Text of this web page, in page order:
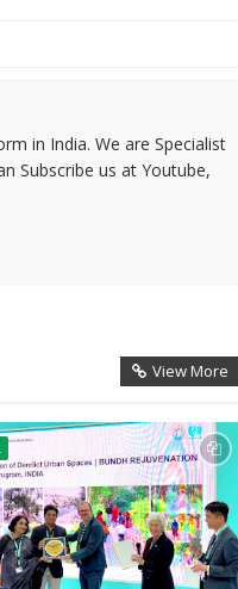
in India. We are Specialist
Subscribe us at Youtube,
View More